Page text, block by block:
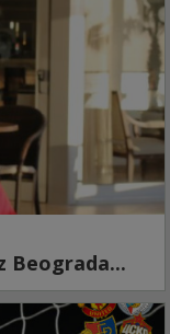
Beograda...